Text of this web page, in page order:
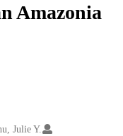
Amazonia
Julie Y.